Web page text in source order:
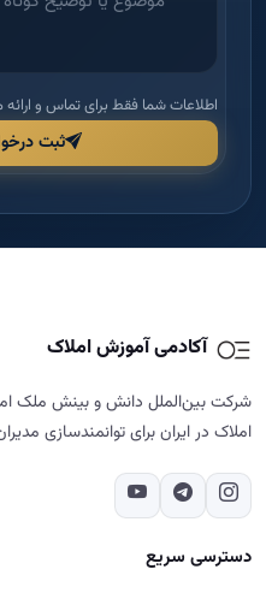
اطلاعات شما فقط برای تماس و
ثبت
آکادمی آموزش املاک
شرکت بین‌الملل دانش و بینش ملک
املاک در ایران برای توانمندسازی
دسترسی سریع